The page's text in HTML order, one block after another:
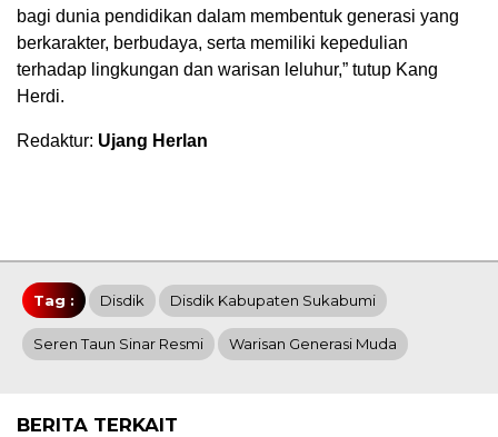
bagi dunia pendidikan dalam membentuk generasi yang
berkarakter, berbudaya, serta memiliki kepedulian
terhadap lingkungan dan warisan leluhur,” tutup Kang
Herdi.
Redaktur: Ujang Herlan
Tag : Disdik Disdik Kabupaten Sukabumi
Seren Taun Sinar Resmi Warisan Generasi Muda
BERITA TERKAIT